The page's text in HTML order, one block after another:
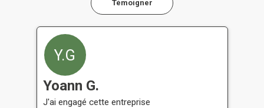
Témoigner
Y.G
Yoann G.
J'ai engagé cette entreprise